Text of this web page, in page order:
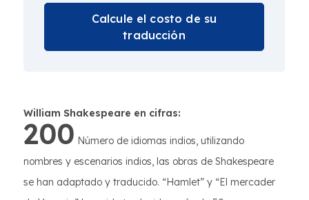
Calcule el costo de su
traducción
William Shakespeare en cifras:
200 Número de idiomas indios, utilizando
nombres y escenarios indios, las obras de Shakespeare
se han adaptado y traducido. “Hamlet” y “El mercader